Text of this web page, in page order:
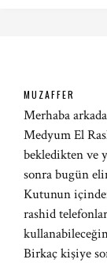
MUZAFFER
Merhaba
Medyum El
bekledikten ve
sonra bugün
Kutunun
rashid
Birkaç kişiye